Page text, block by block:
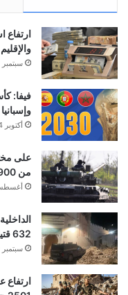
ارتفاع
والإقليم
سبتمبر 11, 2023
أكتوبر 4, 2023
على
من 900 جندي أوكراني
أغسطس 20,
632 قتيلاً
سبتمبر 9, 2023